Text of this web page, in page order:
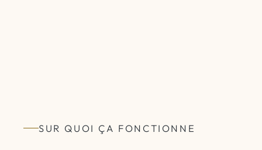
SUR QUOI ÇA FONCTIONNE